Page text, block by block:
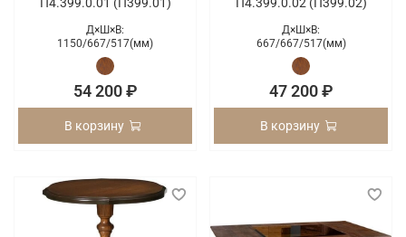
П4.399.0.01 (П399.01)
Д×Ш×В:
1150/667/517(мм)
54 200 ₽
В корзину
П4.399.0.02 (П399.02)
Д×Ш×В:
667/667/517(мм)
47 200 ₽
В корзину